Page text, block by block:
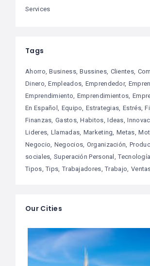
Services
Tags
Ahorro Business Bussines Clientes
Dinero Empleados Emprendedor
Emprendimiento Emprendimientos
En Español Equipo Estrategias Estrés
Finanzas Gastos Habitos Ideas
Lideres Llamadas Marketing Metas
Negocio Negocios Organización
sociales Superación Personal Tecnología
Tipos Tips Trabajadores Trabajo
Our Cities